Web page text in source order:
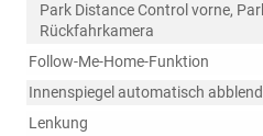
Park Distance Control vorne,
Rückfahrkamera
Follow-Me-Home-Funktion
Innenspiegel automatisch
Lenkung